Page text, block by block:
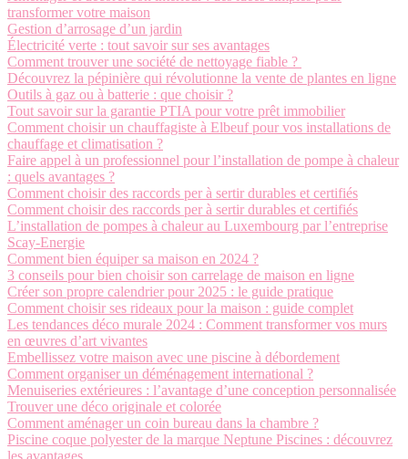
transformer votre maison
Gestion d’arrosage d’un jardin
Électricité verte : tout savoir sur ses avantages
Comment trouver une société de nettoyage fiable ?
Découvrez la pépinière qui révolutionne la vente de plantes en ligne
Outils à gaz ou à batterie : que choisir ?
Tout savoir sur la garantie PTIA pour votre prêt immobilier
Comment choisir un chauffagiste à Elbeuf pour vos installations de
chauffage et climatisation ?
Faire appel à un professionnel pour l’installation de pompe à chaleur
: quels avantages ?
Comment choisir des raccords per à sertir durables et certifiés
Comment choisir des raccords per à sertir durables et certifiés
L’installation de pompes à chaleur au Luxembourg par l’entreprise
Scay-Energie
Comment bien équiper sa maison en 2024 ?
3 conseils pour bien choisir son carrelage de maison en ligne
Créer son propre calendrier pour 2025 : le guide pratique
Comment choisir ses rideaux pour la maison : guide complet
Les tendances déco murale 2024 : Comment transformer vos murs
en œuvres d’art vivantes
Embellissez votre maison avec une piscine à débordement
Comment organiser un déménagement international ?
Menuiseries extérieures : l’avantage d’une conception personnalisée
Trouver une déco originale et colorée
Comment aménager un coin bureau dans la chambre ?
Piscine coque polyester de la marque Neptune Piscines : découvrez
les avantages